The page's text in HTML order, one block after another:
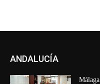
ANDALUCÍA